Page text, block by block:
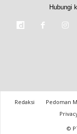
Hubungi
Redaksi Pedoman
©